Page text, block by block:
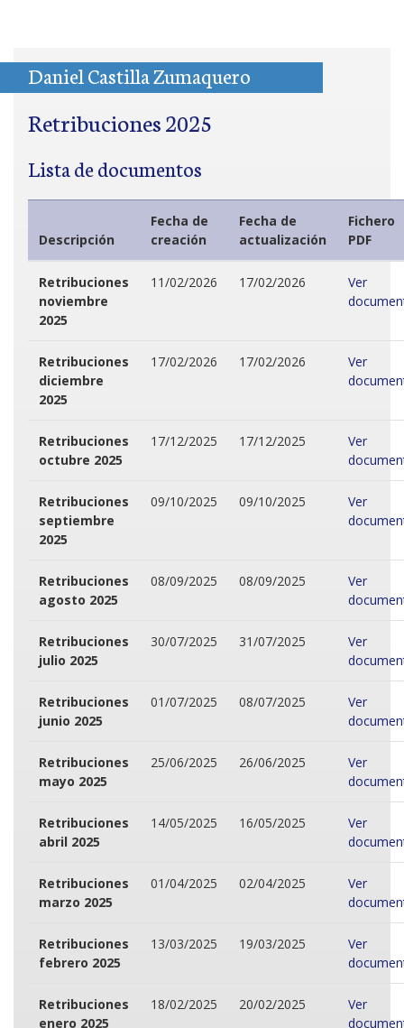
Daniel Castilla Zumaquero
Retribuciones 2025
Lista de documentos
Descripción
Fecha de
creación
Fecha de
actualización
Fichero
PDF
Retribuciones
noviembre
2025
11/02/2026 17/02/2026
Ver
Retribuciones
diciembre
2025
17/02/2026 17/02/2026
Ver
Retribuciones
octubre 2025
17/12/2025 17/12/2025
Ver
Retribuciones
septiembre
2025
09/10/2025 09/10/2025
Ver
Retribuciones
agosto 2025
08/09/2025 08/09/2025
Ver
Retribuciones
julio 2025
30/07/2025 31/07/2025
Ver
Retribuciones
junio 2025
01/07/2025 08/07/2025
Ver
Retribuciones
mayo 2025
25/06/2025 26/06/2025
Ver
Retribuciones
abril 2025
14/05/2025 16/05/2025
Ver
Retribuciones
marzo 2025
01/04/2025 02/04/2025
Ver
Retribuciones
febrero 2025
13/03/2025 19/03/2025
Ver
Retribuciones
enero 2025
18/02/2025 20/02/2025
Ver